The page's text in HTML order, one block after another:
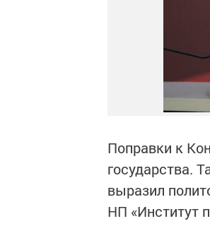
Поправки к
государства.
выразил
НП «Институт